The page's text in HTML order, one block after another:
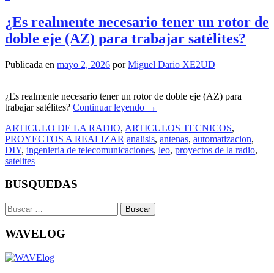
¿Es realmente necesario tener un rotor de
doble eje (AZ) para trabajar satélites?
Publicada en mayo 2, 2026 porMiguel Dario XE2UD
¿Es realmente necesario tener un rotor de doble eje (AZ) para
trabajar satélites? Continuar leyendo →
ARTICULO DE LA RADIO, ARTICULOS TECNICOS,
PROYECTOS A REALIZAR analisis, antenas, automatizacion,
DIY, ingenieria de telecomunicaciones, leo, proyectos de la radio,
satelites
BUSQUEDAS
Buscar:
WAVELOG